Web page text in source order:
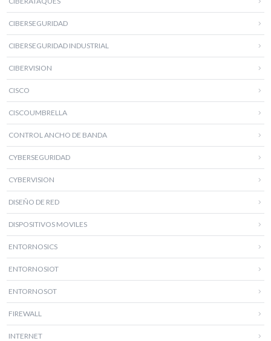
CIBERSEGURIDAD
CIBERSEGURIDAD INDUSTRIAL
CIBERVISION
CISCO
CISCOUMBRELLA
CONTROL ANCHO DE BANDA
CYBERSEGURIDAD
CYBERVISION
DISEÑO DE RED
DISPOSITIVOS MOVILES
ENTORNOSICS
ENTORNOSIOT
ENTORNOSOT
FIREWALL
INTERNET